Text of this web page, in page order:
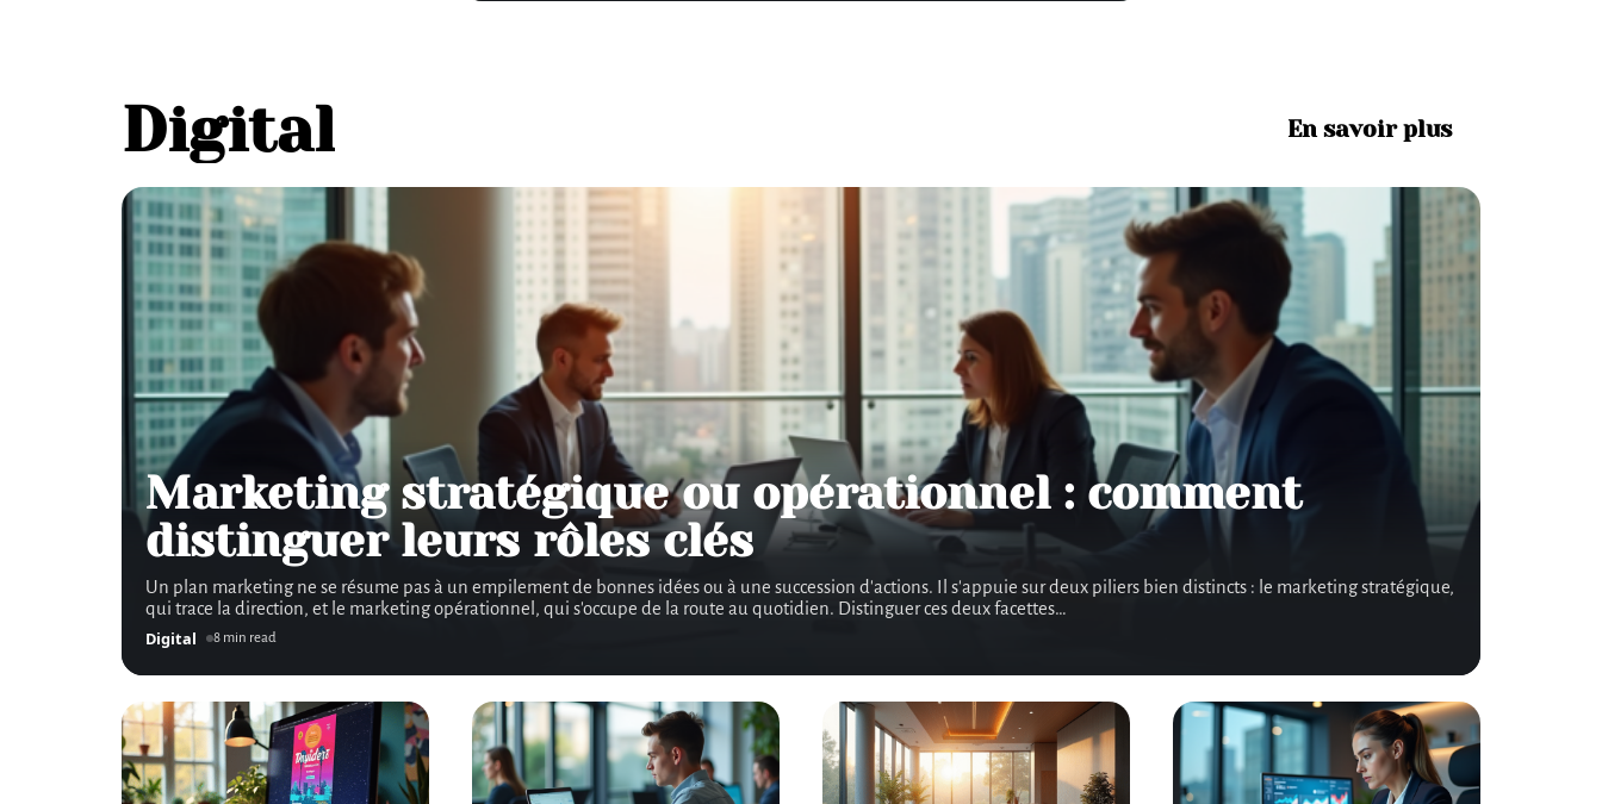
Digital En savoir plus
Marketing stratégique ou opérationnel : comment
distinguer leurs rôles clés
Un plan marketing ne se résume pas à un empilement de bonnes idées ou à une succession d'actions. Il s'appuie sur deux piliers bien distincts : le marketing stratégique,
qui trace la direction, et le marketing opérationnel, qui s'occupe de la route au quotidien. Distinguer ces deux facettes…
Digital 8 min read